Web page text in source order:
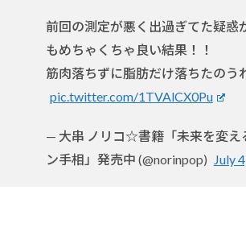
前回の測定が悪く出過ぎてた疑惑
もめちゃくちゃ良い結果！！
筋肉落ちずに脂肪だけ落ちたのう
pic.twitter.com/1TVAlCX0Pu
— 大串 ノリコ☆書籍「未来を変え
ン手相」発売中 (@norinpop) July